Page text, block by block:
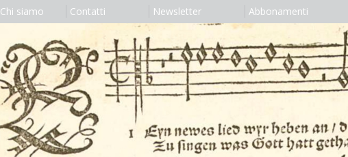
Chi siamo Contatti Newsletter Abbonamenti